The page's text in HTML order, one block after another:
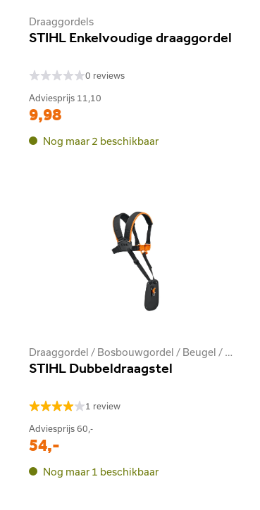
Draaggordels
STIHL Enkelvoudige draaggordel
0 reviews
Adviesprijs 11,10
9,98
Nog maar 2 beschikbaar
Draaggordel / Bosbouwgordel / Beugel / Stootkussen
STIHL Dubbeldraagstel
1 review
Adviesprijs 60,-
54,-
Nog maar 1 beschikbaar